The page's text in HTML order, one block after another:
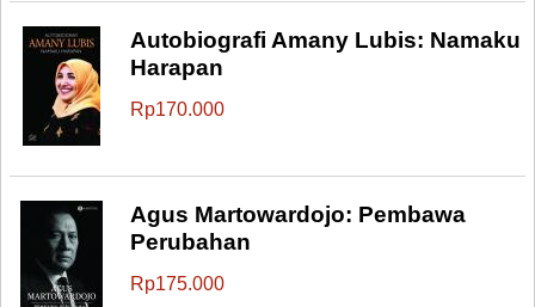
Autobiografi Amany Lubis: Namaku
Harapan
Rp170.000
Agus Martowardojo: Pembawa
Perubahan
Rp175.000